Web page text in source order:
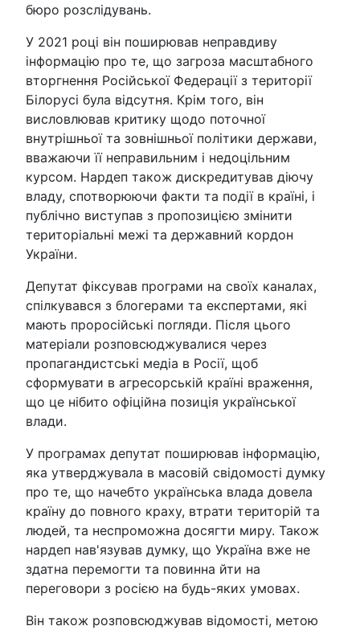
бюро розслідувань.
У 2021 році він поширював неправдиву
інформацію про те, що загроза масштабного
вторгнення Російської Федерації з території
Білорусі була відсутня. Крім того, він
висловлював критику щодо поточної
внутрішньої та зовнішньої політики держави,
вважаючи її неправильним і недоцільним
курсом. Нардеп також дискредитував діючу
владу, спотворюючи факти та події в країні, і
публічно виступав з пропозицією змінити
територіальні межі та державний кордон
України.
Депутат фіксував програми на своїх каналах,
спілкувався з блогерами та експертами, які
мають проросійські погляди. Після цього
матеріали розповсюджувалися через
пропагандистські медіа в Росії, щоб
сформувати в агресорській країні враження,
що це нібито офіційна позиція української
влади.
У програмах депутат поширював інформацію,
яка утверджувала в масовій свідомості думку
про те, що начебто українська влада довела
країну до повного краху, втрати територій та
людей, та неспроможна досягти миру. Також
нардеп нав'язував думку, що Україна вже не
здатна перемогти та повинна йти на
переговори з росією на будь-яких умовах.
Він також розповсюджував відомості, метою